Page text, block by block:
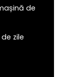
de
zile